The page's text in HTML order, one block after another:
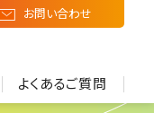
お問い合わせ
よくあるご質問